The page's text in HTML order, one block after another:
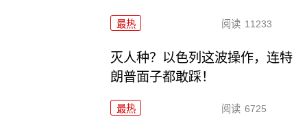
最热 阅读 11233
灭人种？以色列这波操作，连特
朗普面子都敢踩！
最热 阅读 6725